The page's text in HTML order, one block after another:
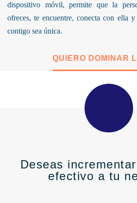
dispositivo móvil, permite que la
ofreces, te encuentre, conecta con ella
contigo sea única.
QUIERO DOMINAR
Deseas
efectivo a tu